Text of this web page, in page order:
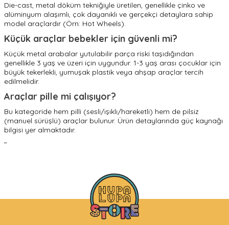
Die-cast, metal döküm tekniğiyle üretilen, genellikle çinko ve
alüminyum alaşımlı, çok dayanıklı ve gerçekçi detaylara sahip
model araçlardır (Örn: Hot Wheels).
Küçük araçlar bebekler için güvenli mi?
Küçük metal arabalar yutulabilir parça riski taşıdığından
genellikle 3 yaş ve üzeri için uygundur. 1-3 yaş arası çocuklar için
büyük tekerlekli, yumuşak plastik veya ahşap araçlar tercih
edilmelidir.
Araçlar pille mi çalışıyor?
Bu kategoride hem pilli (sesli/ışıklı/hareketli) hem de pilsiz
(manuel sürüşlü) araçlar bulunur. Ürün detaylarında güç kaynağı
bilgisi yer almaktadır.
"